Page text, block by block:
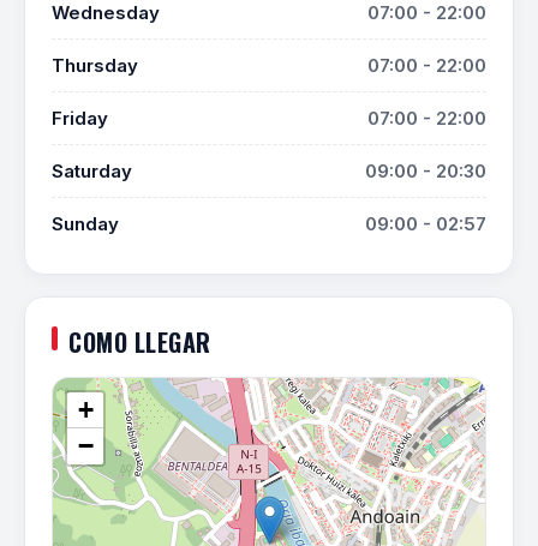
Wednesday 07:00 - 22:00
Thursday 07:00 - 22:00
Friday 07:00 - 22:00
Saturday 09:00 - 20:30
Sunday 09:00 - 02:57
COMO LLEGAR
+
−